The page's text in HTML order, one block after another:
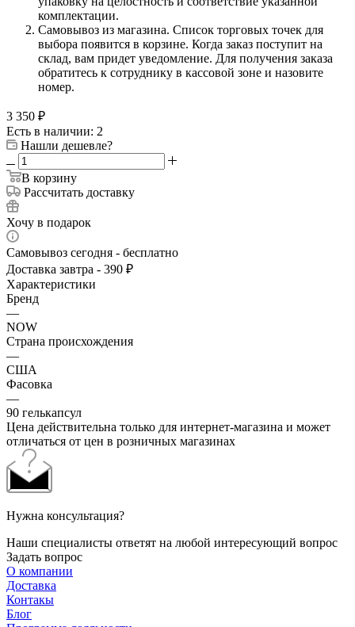
комплектации.
Самовывоз из магазина. Список торговых точек для
выбора появится в корзине. Когда заказ поступит на
склад, вам придет уведомление. Для получения заказа
обратитесь к сотруднику в кассовой зоне и назовите
номер.
3 350 ₽
Есть в наличии: 2
Нашли дешевле?
В корзину
Рассчитать доставку
Хочу в подарок
Самовывоз сегодня - бесплатно
Доставка завтра - 390 ₽
Характеристики
Бренд
—
NOW
Страна происхождения
—
США
Фасовка
—
90 гелькапсул
Цена действительна только для интернет-магазина и может
отличаться от цен в розничных магазинах
Нужна консультация?
Наши специалисты ответят на любой интересующий вопрос
Задать вопрос
О компании
Доставка
Контакы
Блог